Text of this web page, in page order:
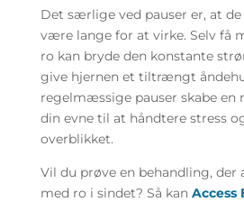
Det særlige ved pauser er, at
være lange for at virke. Selv få
ro kan bryde den konstante
give hjernen et tiltrængt
regelmæssige pauser skabe
din evne til at håndtere stress
overblikket.
Vil du prøve en behandling, der
med ro i sindet? Så kan Access